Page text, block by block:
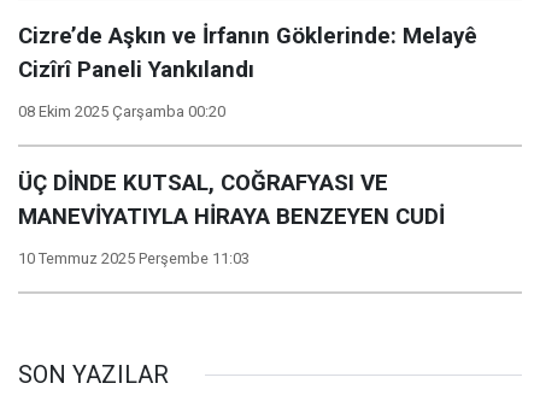
Cizre’de Aşkın ve İrfanın Göklerinde: Melayê
Cizîrî Paneli Yankılandı
08 Ekim 2025 Çarşamba 00:20
ÜÇ DİNDE KUTSAL, COĞRAFYASI VE
MANEVİYATIYLA HİRAYA BENZEYEN CUDİ
10 Temmuz 2025 Perşembe 11:03
SON YAZILAR